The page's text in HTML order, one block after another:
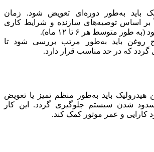
باید به‌طور دوره‌ای تعویض شود. زمان
بر اساس توصیه‌های سازنده و شرایط کاری
متوسط هر ۶ تا ۱۲ ماه).
روغن باید به‌طور مرتب بررسی شود تا
گردد که در حد مناسب قرار دارد.
هیدرولیک باید به‌طور منظم تمیز یا تعویض
شدن سیستم جلوگیری گردد. این کار
کارایی و عمر موتور کمک کند.